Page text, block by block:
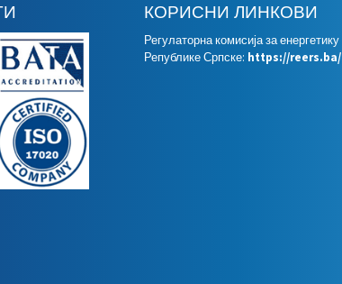
КОРИСНИ ЛИНКОВИ
Регулаторна комисија за енергетику
Републике Српске: https://reers.ba/